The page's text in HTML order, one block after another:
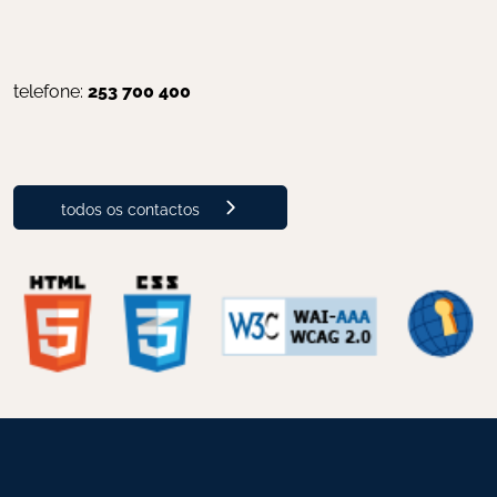
telefone: 253 700 400
todos os contactos